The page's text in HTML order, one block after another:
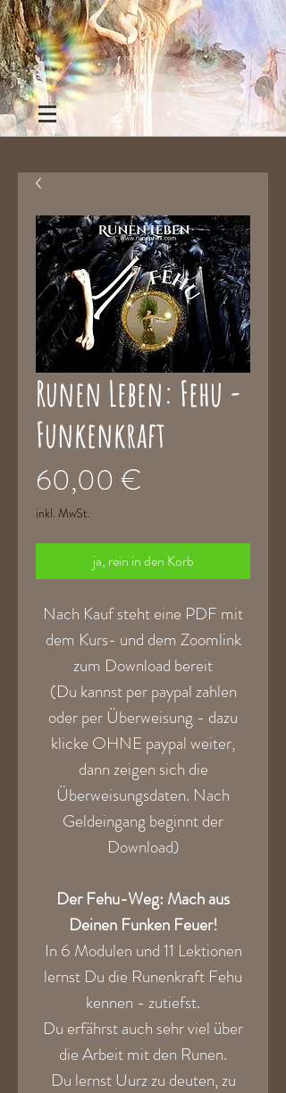
Runen Leben: Fehu -
Funkenkraft
60,00 €
inkl. MwSt.
ja, rein in den Korb
Nach Kauf steht eine PDF mit
dem Kurs- und dem Zoomlink
zum Download bereit
(Du kannst per paypal zahlen
oder per Überweisung - dazu
klicke OHNE paypal weiter,
dann zeigen sich die
Überweisungsdaten. Nach
Geldeingang beginnt der
Download)
Der Fehu-Weg: Mach aus
Deinen Funken Feuer!
In 6 Modulen und 11 Lektionen
lernst Du die Runenkraft Fehu
kennen - zutiefst.
Du erfährst auch sehr viel über
die Arbeit mit den Runen.
Du lernst Uurz zu deuten, zu